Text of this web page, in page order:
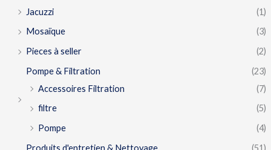
Jacuzzi
(1)
Mosaïque
(3)
Pieces à seller
(2)
Pompe & Filtration
(23)
Accessoires Filtration
(7)
filtre
(5)
Pompe
(4)
Produits d'entretien & Nettoyage
(51)